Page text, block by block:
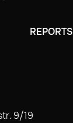
REPORTS
9/19